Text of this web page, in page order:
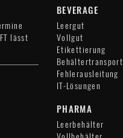
lässt
BEVERAGE
Leergut
Vollgut
Etikettierung
Behältertransport
Fehlerausleitung
IT-Lösungen
PHARMA
Leerbehälter